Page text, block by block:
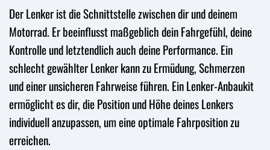
Der Lenker ist die Schnittstelle zwischen dir und deinem
Motorrad. Er beeinflusst maßgeblich dein Fahrgefühl, deine
Kontrolle und letztendlich auch deine Performance. Ein
schlecht gewählter Lenker kann zu Ermüdung, Schmerzen
und einer unsicheren Fahrweise führen. Ein Lenker-Anbaukit
ermöglicht es dir, die Position und Höhe deines Lenkers
individuell anzupassen, um eine optimale Fahrposition zu
erreichen.